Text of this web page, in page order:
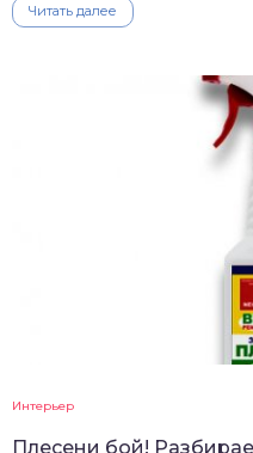
Читать далее
Интерьер
Плесени бой!